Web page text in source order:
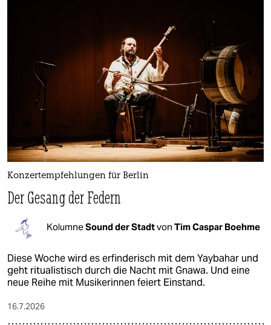
Konzertempfehlungen für Berlin
Der Gesang der Federn
KolumneSound der Stadtvon Tim Caspar Boehme
Diese Woche wird es erfinderisch mit dem Yaybahar und
geht ritualistisch durch die Nacht mit Gnawa. Und eine
neue Reihe mit Musikerinnen feiert Einstand.
16.7.2026